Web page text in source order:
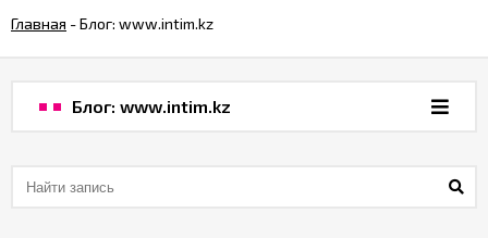
%
Главная -Блог: www.intim.kz
Блог: www.intim.kz